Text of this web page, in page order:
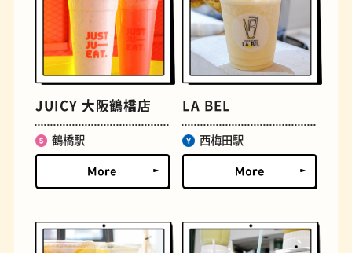
おにぎり
JUICY 大阪鶴橋店
鶴橋駅
LA BEL
西梅田駅